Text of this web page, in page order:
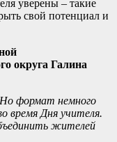
уверены – такие
свой потенциал и
округа Галина
формат немного
время Дня учителя.
жителей